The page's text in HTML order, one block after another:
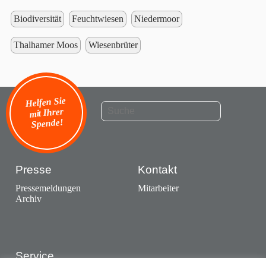
Biodiversität Feuchtwiesen Niedermoor
Thalhamer Moos Wiesenbrüter
Helfen Sie
mit Ihrer
Spende!
Presse
Pressemeldungen
Archiv
Kontakt
Mitarbeiter
Service